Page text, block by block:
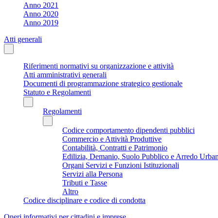
Anno 2021
Anno 2020
Anno 2019
Atti generali
Riferimenti normativi su organizzazione e attività
Atti amministrativi generali
Documenti di programmazione strategico gestionale
Statuto e Regolamenti
Regolamenti
Codice comportamento dipendenti pubblici
Commercio e Attività Produttive
Contabilità, Contratti e Patrimonio
Edilizia, Demanio, Suolo Pubblico e Arredo
Organi Servizi e Funzioni Istituzionali
Servizi alla Persona
Tributi e Tasse
Altro
Codice disciplinare e codice di condotta